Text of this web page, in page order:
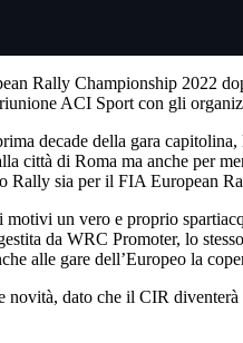
Rally Championship 2022
ACI Sport con gli
decade della gara
città di Roma ma anche per
Rally sia per il FIA European
motivi un vero e proprio
da WRC Promoter, lo
alle gare dell’Europeo la
novità, dato che il CIR